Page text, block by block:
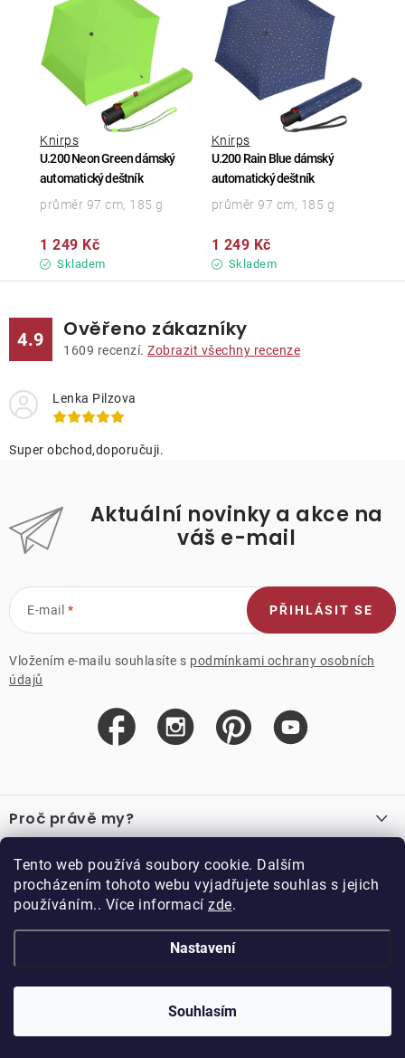
Tento web používá soubory cookie. Dalším
procházením tohoto webu vyjadřujete souhlas s jejich
používáním.. Více informací zde.
Nastavení
Souhlasím
U.200 Neon Green dámský
automatický deštník
Knirps
Skladem
1 249 Kč
průměr 97 cm, 185 g
U.200 Rain Blue dámský
automatický deštník
Knirps
Skladem
1 249 Kč
průměr 97 cm, 185 g
4.9 Ověřeno zákazníky
1609 recenzí. Zobrazit všechny recenze
Lenka Pilzova
Super obchod,doporučuji.
Aktuální novinky a akce na
váš e-mail
E-mail
Vložením e-mailu souhlasíte s podmínkami ochrany osobních
údajů
PŘIHLÁSIT SE
á
p
a
Proč právě my?
Recenze
Důležité odkazy
Velkoobchod
Vzorková prodejna
Kariéra
Blog
O nákupu
Obchodní podmínky
Podmínky věrnostního programu
Kolekce
Doppler CZ spol. s.r.o.,
Trhové Sviny
DOPPLER CZ spol. s r.o.. Všechna práva vyhrazena.